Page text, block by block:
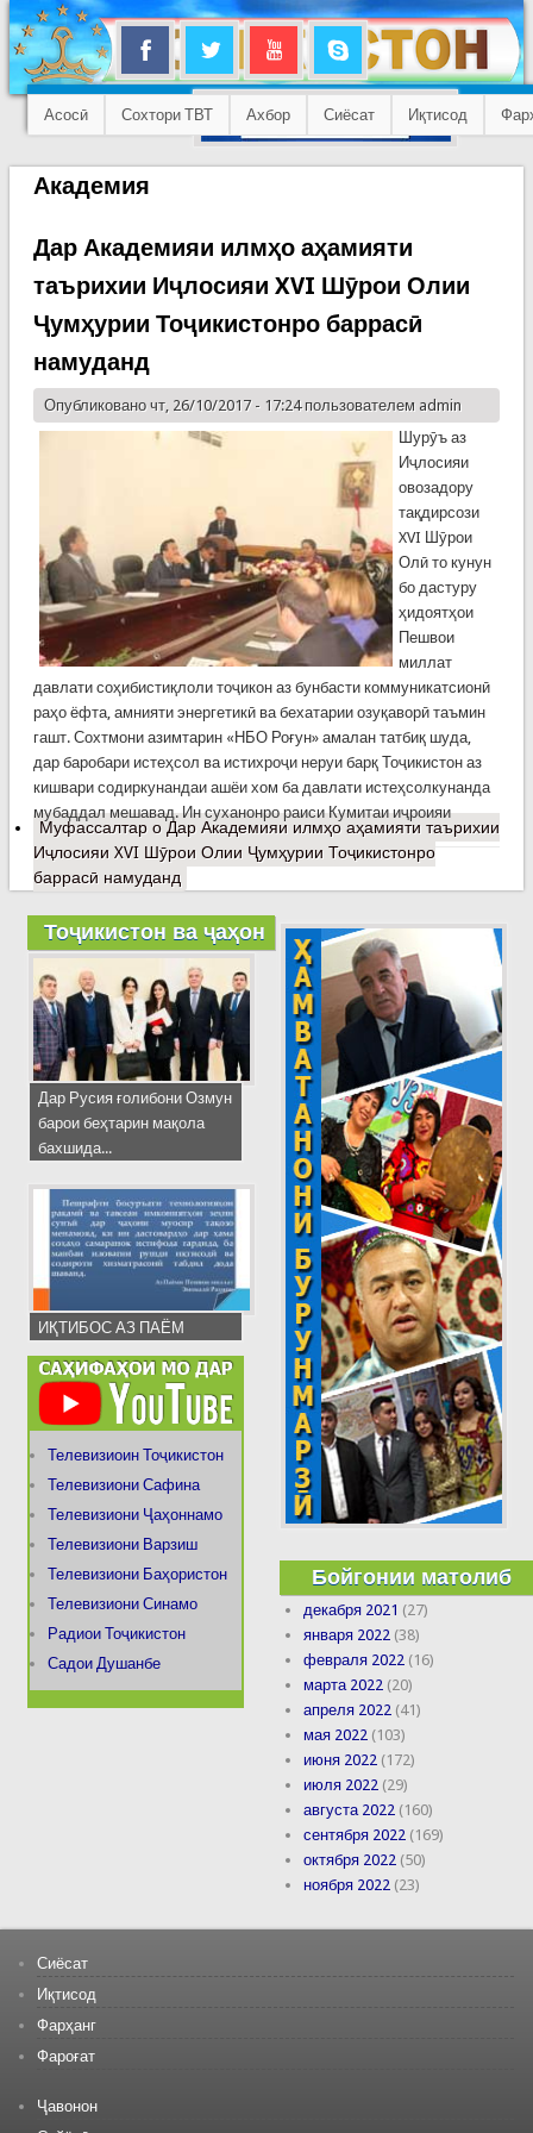
Асосӣ Сохтори ТВТ Ахбор Сиёсат Иқтисод
Академия
Дар Академияи илмҳо аҳамияти
таърихии Иҷлосияи XVI Шӯрои Олии
Ҷумҳурии Тоҷикистонро баррасӣ
намуданд
Опубликовано чт, 26/10/2017 - 17:24 пользователем admin
Шурӯъ аз
Иҷлосияи
овозадору
тақдирсози
XVI Шӯрои
Олӣ то кунун
бо дастуру
ҳидоятҳои
Пешвои
миллат
давлати соҳибистиқлоли тоҷикон аз бунбасти коммуникатсионӣ
раҳо ёфта, амнияти энергетикӣ ва бехатарии озуқаворӣ таъмин
гашт. Сохтмони азимтарин «НБО Роғун» амалан татбиқ шуда,
дар баробари истеҳсол ва истихроҷи неруи барқ Тоҷикистон аз
кишвари содиркунандаи ашёи хом ба давлати истеҳсолкунанда
мубаддал мешавад. Ин суханонро раиси Кумитаи иҷроияи
Муфассалтаро Дар Академияи илмҳо аҳамияти таърихии
Иҷлосияи XVI Шӯрои Олии Ҷумҳурии Тоҷикистонро
баррасӣ намуданд
Тоҷикистон ва ҷаҳон
Дар Русия ғолибони Озмун
барои беҳтарин мақола
бахшида...
ИҚТИБОС АЗ ПАЁМ
Телевизиоин Тоҷикистон
Телевизиони Сафина
Телевизиони Ҷаҳоннамо
Телевизиони Варзиш
Телевизиони Баҳористон
Телевизиони Синамо
Радиои Тоҷикистон
Садои Душанбе
Бойгонии матолиб
декабря 2021 (27)
января 2022 (38)
февраля 2022 (16)
марта 2022 (20)
апреля 2022 (41)
мая 2022 (103)
июня 2022 (172)
июля 2022 (29)
августа 2022 (160)
сентября 2022 (169)
октября 2022 (50)
ноября 2022 (23)
Сиёсат
Иқтисод
Фарҳанг
Фароғат
Ҷавонон